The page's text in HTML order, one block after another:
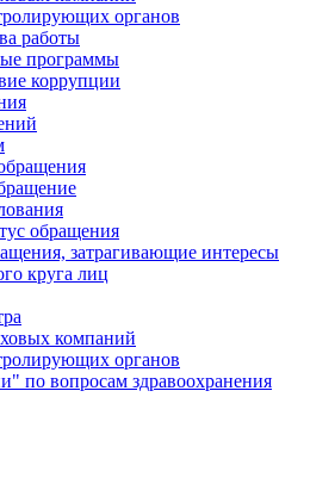
органов
работы
программы
коррупции
обращения
затрагивающие интересы
круга лиц
компаний
органов
по вопросам здравоохранения